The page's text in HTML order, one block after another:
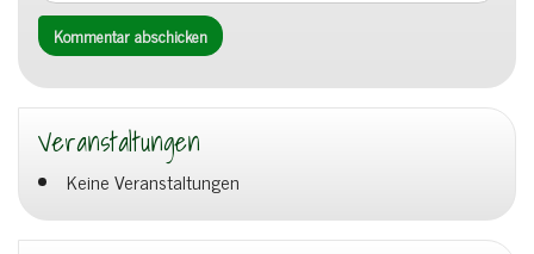
Veranstaltungen
Keine Veranstaltungen